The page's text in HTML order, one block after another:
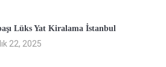
Lüks Yat Kiralama İstanbul
22, 2025